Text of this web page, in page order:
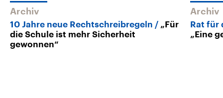
Archiv
10 Jahre neue Rechtschreibregeln
„Für
die Schule ist mehr Sicherheit
gewonnen“
Archiv
Rat für
„Eine